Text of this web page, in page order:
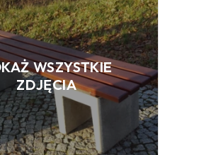
WSZYSTKIE
ZDJĘCIA